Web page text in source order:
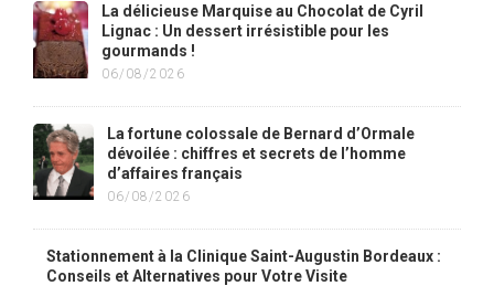
La délicieuse Marquise au Chocolat de Cyril
Lignac : Un dessert irrésistible pour les
gourmands !
06/08/2026
La fortune colossale de Bernard d’Ormale
dévoilée : chiffres et secrets de l’homme
d’affaires français
06/08/2026
Stationnement à la Clinique Saint-Augustin Bordeaux :
Conseils et Alternatives pour Votre Visite